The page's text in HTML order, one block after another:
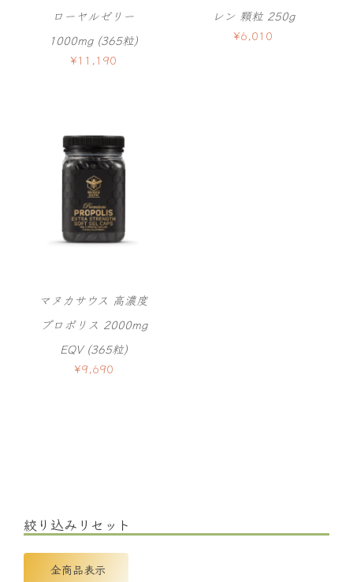
ローヤルゼリー
1000mg (365粒)
¥11,190
レン 顆粒 250g
¥6,010
マヌカサウス 高濃度
プロポリス 2000mg
EQV (365粒)
¥9,690
絞り込みリセット
全商品表示